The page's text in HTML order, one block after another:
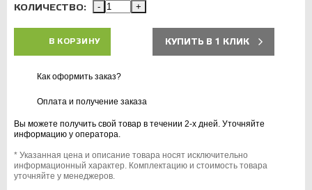
КОЛИЧЕСТВО: - +
В КОРЗИНУ КУПИТЬ В 1 КЛИК
Как оформить заказ?
Оплата и получение заказа
Вы можете получить свой товар в течении 2-х дней. Уточняйте
информацию у оператора.
* Указанная цена и описание товара носят исключительно
информационный характер. Комплектацию и стоимость товара
уточняйте у менеджеров.